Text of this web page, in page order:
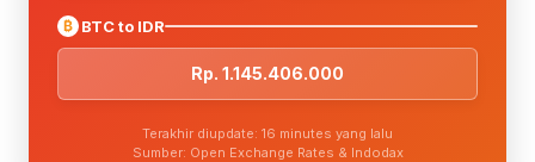
₿ BTC to IDR
Rp. 1.145.406.000
Terakhir diupdate: 16 minutes yang lalu
Sumber: Open Exchange Rates & Indodax